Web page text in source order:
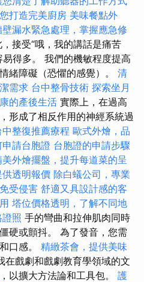
打造完美廚房 美味餐點外
壁漏水緊急處理，掌握應急修
接受“哦，我的講話是痛苦
得多。 我們的機敏程度提高
緒障礙（恐懼的感覺）。 清
需求 台中整骨技術 探索坐月
的產後生活 實際上，在過高
形成了相反作用的神經系統過
中整復推薦療程 歐式外燴，品
請台胞證 台胞證的申請步驟
美外燴擺盤，提升每道菜的呈
透明報價 除白蟻公司，專業
受侵害 舒適又具設計感的客
塔位價格透明，了解不同地
照 手的彎曲和拉伸肌肉同時
硬或顫抖。 為了發音，您需
口感。 精緻茶會，提供美味
在戲劇和戲劇教育學領域的文
以擴大方法論和工具包。 護